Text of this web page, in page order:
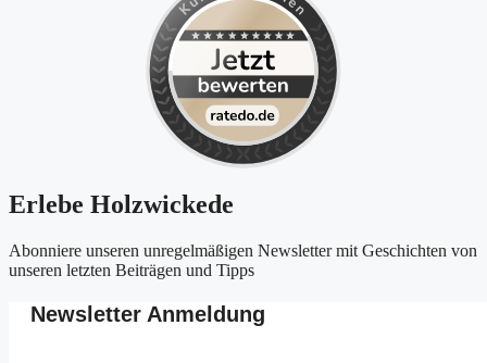
Erlebe Holzwickede
Abonniere unseren unregelmäßigen Newsletter mit Geschichten von
unseren letzten Beiträgen und Tipps
Newsletter Anmeldung